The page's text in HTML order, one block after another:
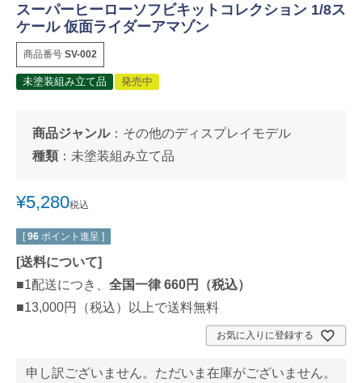
スーパーヒーローソフビキットコレクション 1/8ス
ケール 仮面ライダーアマゾン
商品番号 SV-002
未塗装組み立て品 発売中
商品ジャンル： その他のディスプレイモデル
種類 ： 未塗装組み立て品
¥5,280税込
[ 96 ポイント進呈 ]
[送料について]
■1配送につき、 全国一律 660円（税込）
■13,000円（税込）以上で送料無料
お気に入りに登録する
申し訳ございません。ただいま在庫がございません。